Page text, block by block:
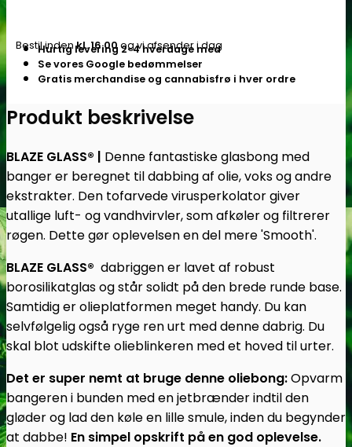
Bong
/
Rig
Flere
farver
antal
Bestil indenkl. 16.00og vi afsender i dag
Hurtig levering 2-4 hverdage med
Se vores Google bedømmelser
Gratis merchandise og cannabisfrø i hver ordre
Produkt beskrivelse
BLAZE GLASS® | Denne fantastiskeglasbong med
banger er beregnet til dabbing af olie, voks og andre
ekstrakter. Den tofarvede virusperkolator giver
utallige luft- og vandhvirvler, som afkøler og filtrerer
røgen. Dette gør oplevelsen en del mere 'Smooth'.
BLAZE GLASS® dabriggen er lavet af robust
borosilikatglas og står solidt på den brede runde base.
Samtidig er olieplatformen meget handy. Du kan
selvfølgelig også ryge ren urt med denne dabrig. Du
skal blot udskifte olieblinkeren med et hoved til urter.
Det er super nemt at bruge denne oliebong:Opvarm
bangeren i bunden med en jetbrænder indtil den
gløder og lad den køle en lille smule, inden du begynder
at dabbe! En simpel opskrift på en god oplevelse.